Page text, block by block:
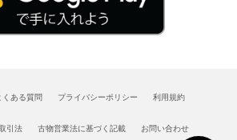
くある質問 プライバシーポリシー 利用規約
引法 古物営業法に基づく記載 お問い合わせ